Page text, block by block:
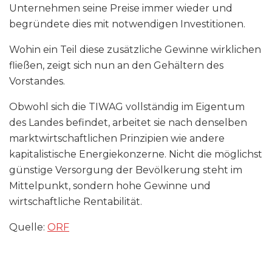
Unternehmen seine Preise immer wieder und
begründete dies mit notwendigen Investitionen.
Wohin ein Teil diese zusätzliche Gewinne wirklichen
fließen, zeigt sich nun an den Gehältern des
Vorstandes.
Obwohl sich die TIWAG vollständig im Eigentum
des Landes befindet, arbeitet sie nach denselben
marktwirtschaftlichen Prinzipien wie andere
kapitalistische Energiekonzerne. Nicht die möglichst
günstige Versorgung der Bevölkerung steht im
Mittelpunkt, sondern hohe Gewinne und
wirtschaftliche Rentabilität.
Quelle: ORF